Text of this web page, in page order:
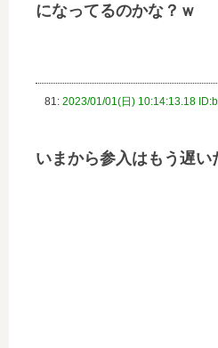
になってるのかな？ｗ
81: 2023/01/01(日) 10:14:13.18
いまから参入はもう遅い